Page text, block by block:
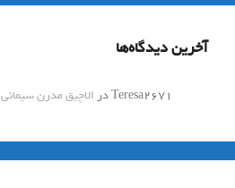
آخرین دیدگاه‌ها
Teresa2671در الاچیق مدرن سیمانی